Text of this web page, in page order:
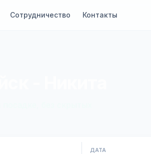
Сотрудничество Контакты
ДАТА